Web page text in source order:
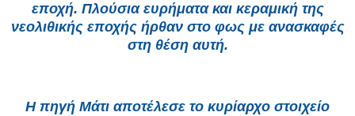
εποχή. Πλούσια ευρήματα και κεραμική της
νεολιθικής εποχής ήρθαν στο φως με ανασκαφές
στη θέση αυτή.
Η πηγή Μάτι αποτέλεσε το κυρίαρχο στοιχείο